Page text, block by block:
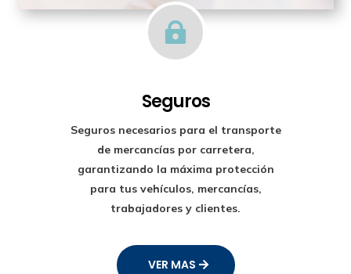

Seguros
Seguros necesarios para el transporte
de mercancías por carretera,
garantizando la máxima protección
para tus vehículos, mercancías,
trabajadores y clientes.
VER MAS